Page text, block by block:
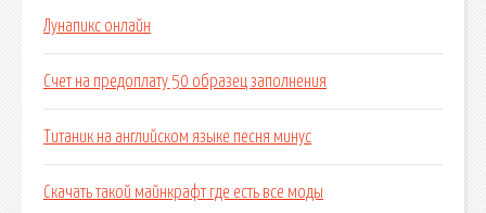
Лунапикс онлайн
Счет на предоплату 50 образец заполнения
Титаник на английском языке песня минус
Скачать такой майнкрафт где есть все моды